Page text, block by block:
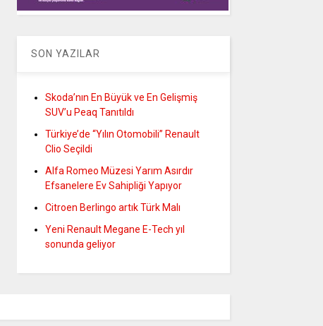
SON YAZILAR
Skoda’nın En Büyük ve En Gelişmiş
SUV’u Peaq Tanıtıldı
Türkiye’de “Yılın Otomobili” Renault
Clio Seçildi
Alfa Romeo Müzesi Yarım Asırdır
Efsanelere Ev Sahipliği Yapıyor
Citroen Berlingo artık Türk Malı
Yeni Renault Megane E-Tech yıl
sonunda geliyor